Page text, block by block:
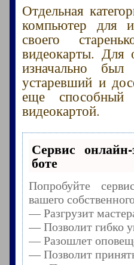
Отдельная
компьютер для
своего
видеокарты. Для
изначально
устаревший и
еще способный
видеокартой.
Сервис
боте
Попробуйте
вашего
— Разгрузит
— Позволит гибко
— Разошлет
— Позволит